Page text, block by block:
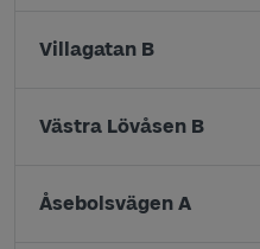
Villagatan B
Västra Lövåsen B
Åsebolsvägen A